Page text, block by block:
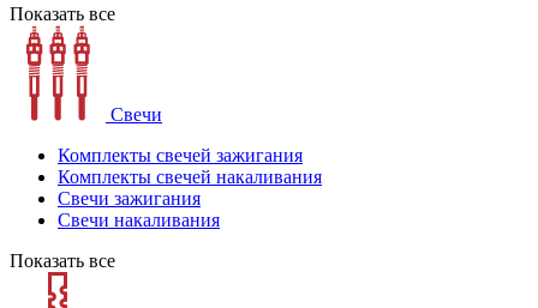
Показать все
Свечи
Комплекты свечей зажигания
Комплекты свечей накаливания
Свечи зажигания
Свечи накаливания
Показать все